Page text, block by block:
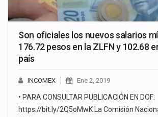
Son oficiales los nuevos salarios
176.72 pesos en la ZLFN y 102.68
país
INCOMEX Ene 2, 2019
• PARA CONSULTAR PUBLICACIÓN EN DOF:
https://bit.ly/2Q5oMwK La Comisión